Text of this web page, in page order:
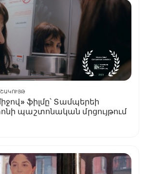
ֆիլմը՝ Տամպերեի
պաշտոնական մրցույթում